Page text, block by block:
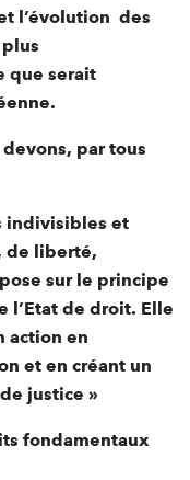
l’évolution des
que serait
par tous
indivisibles et
de liberté,
sur le principe
l’Etat de droit. Elle
action en
et en créant un
justice »
fondamentaux